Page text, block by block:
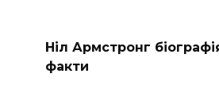
Ніл Армстронг
факти